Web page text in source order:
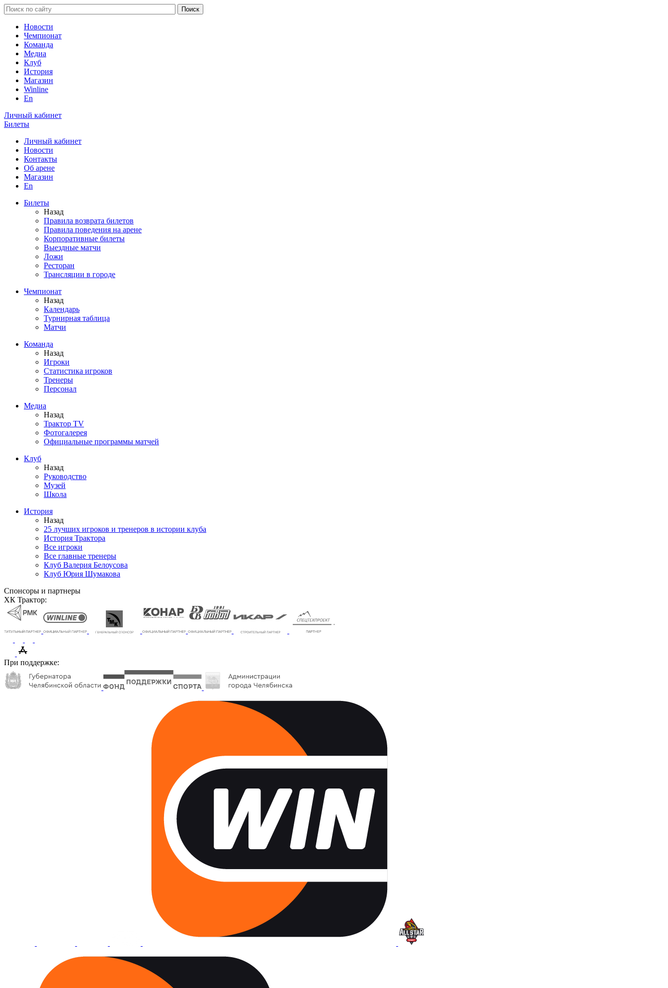
Новости
Чемпионат
Команда
Медиа
Клуб
История
Магазин
Winline
En
Личный кабинет
Билеты
Личный кабинет
Новости
Контакты
Об арене
Магазин
En
Билеты
Назад
Правила возврата билетов
Правила поведения на арене
Корпоративные билеты
Выездные матчи
Ложи
Ресторан
Трансляции в городе
Чемпионат
Назад
Календарь
Турнирная таблица
Матчи
Команда
Назад
Игроки
Статистика игроков
Тренеры
Персонал
Медиа
Назад
Трактор TV
Фотогалерея
Официальные программы матчей
Клуб
Назад
Руководство
Музей
Школа
История
Назад
25 лучших игроков и тренеров в истории клуба
История Трактора
Все игроки
Все главные тренеры
Клуб Валерия Белоусова
Клуб Юрия Шумакова
Спонсоры и партнеры
ХК Трактор:
При поддержке: